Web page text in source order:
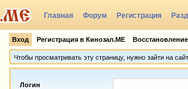
Главная Форум Регистрация
Вход Регистрация в Кинозал.МЕ
Чтобы просматривать эту страницу, нужно зайти на сайт
Логин